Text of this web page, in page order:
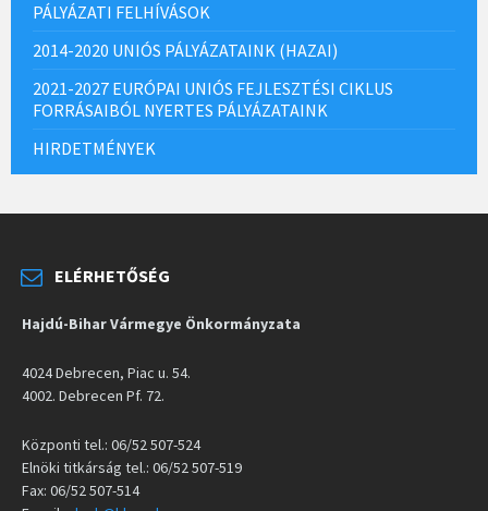
PÁLYÁZATI FELHÍVÁSOK
2014-2020 UNIÓS PÁLYÁZATAINK (HAZAI)
2021-2027 EURÓPAI UNIÓS FEJLESZTÉSI CIKLUS
FORRÁSAIBÓL NYERTES PÁLYÁZATAINK
HIRDETMÉNYEK
ELÉRHETŐSÉG
Hajdú-Bihar Vármegye Önkormányzata
4024 Debrecen, Piac u. 54.
4002. Debrecen Pf. 72.
Központi tel.: 06/52 507-524
Elnöki titkárság tel.: 06/52 507-519
Fax: 06/52 507-514